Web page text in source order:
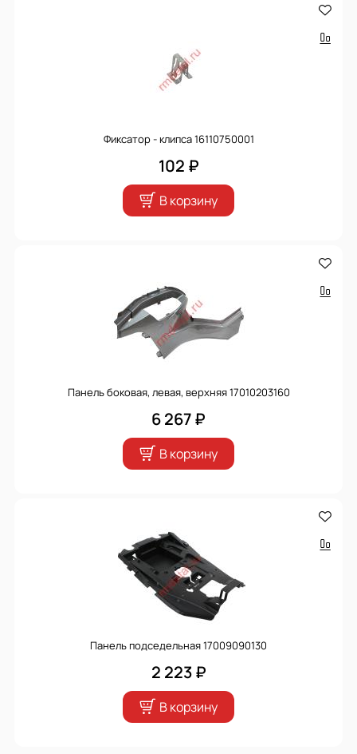
Фиксатор - клипса 16110750001
102 ₽
В корзину
Панель боковая, левая, верхняя 17010203160
6 267 ₽
В корзину
Панель подседельная 17009090130
2 223 ₽
В корзину